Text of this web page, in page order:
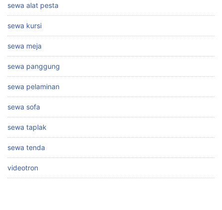
sewa alat pesta
sewa kursi
sewa meja
sewa panggung
sewa pelaminan
sewa sofa
sewa taplak
sewa tenda
videotron